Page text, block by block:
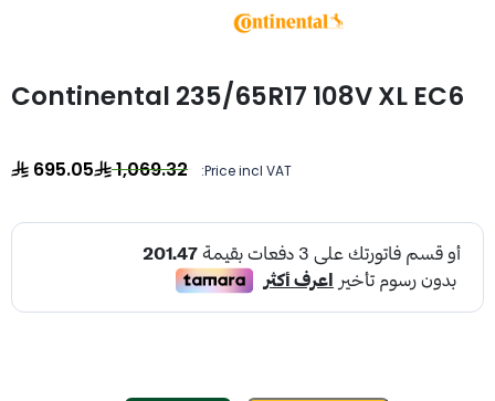
Continental 235/65R17 108V XL EC6
Price incl VAT:
1,069.32
695.05